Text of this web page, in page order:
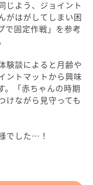
じよう、ジョイント
がはがしてしまい困
で固定作戦」を参考
験談によると月齢や
ントマットから興味
。「赤ちゃんの時期
ながら見守っても
でした…！